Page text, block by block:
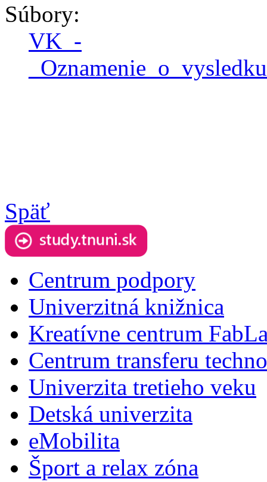
Súbory:
VK_-
Späť
Centrum podpory
Univerzitná knižnica
Kreatívne centrum
Centrum transferu
Univerzita tretieho veku
Detská univerzita
eMobilita
Šport a relax zóna